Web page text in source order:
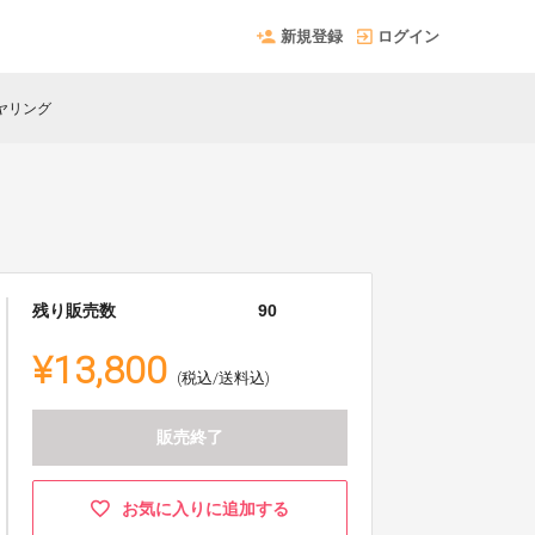
新規登録 ログイン
リング
残り販売数 90
¥13,800 (税込/送料込)
販売終了
お気に入りに追加する